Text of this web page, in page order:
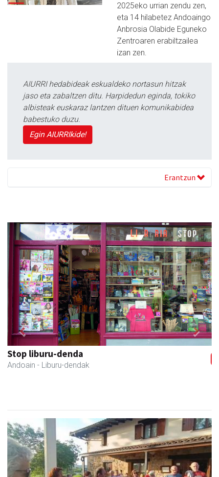
2025eko urrian zendu zen,
eta 14 hilabetez Andoaingo
Anbrosia Olabide Eguneko
Zentroaren erabiltzailea
izan zen.
AIURRI hedabideak eskualdeko nortasun hitzak
jaso eta zabaltzen ditu. Harpidedun eginda, tokiko
albisteak euskaraz lantzen dituen komunikabidea
babestuko duzu.
Egin AIURRIkide!
Erantzun
Stop liburu-denda
Andoain - Liburu-dendak
Previous Next